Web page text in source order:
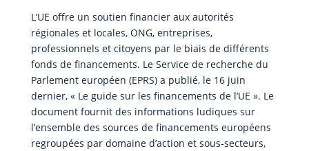
L’UE offre un soutien financier aux autorités
régionales et locales, ONG, entreprises,
professionnels et citoyens par le biais de différents
fonds de financements. Le Service de recherche du
Parlement européen (EPRS) a publié, le 16 juin
dernier, « Le guide sur les financements de l’UE ». Le
document fournit des informations ludiques sur
l’ensemble des sources de financements européens
regroupées par domaine d’action et sous-secteurs,